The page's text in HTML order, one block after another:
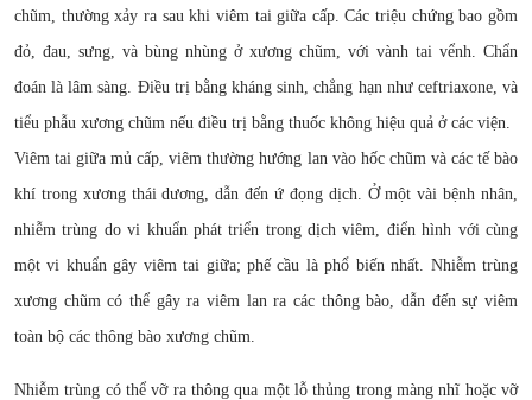
chũm, thường xảy ra sau khi viêm tai giữa cấp. Các triệu chứng bao gồm
đỏ, đau, sưng, và bùng nhùng ở xương chũm, với vành tai vểnh. Chẩn
đoán là lâm sàng. Điều trị bằng kháng sinh, chẳng hạn như ceftriaxone, và
tiểu phẫu xương chũm nếu điều trị bằng thuốc không hiệu quả ở các viện.
Viêm tai giữa mủ cấp, viêm thường hướng lan vào hốc chũm và các tế bào
khí trong xương thái dương, dẫn đến ứ đọng dịch. Ở một vài bệnh nhân,
nhiễm trùng do vi khuẩn phát triển trong dịch viêm, điển hình với cùng
một vi khuẩn gây viêm tai giữa; phế cầu là phổ biến nhất. Nhiễm trùng
xương chũm có thể gây ra viêm lan ra các thông bào, dẫn đến sự viêm
toàn bộ các thông bào xương chũm.
Nhiễm trùng có thể vỡ ra thông qua một lỗ thủng trong màng nhĩ hoặc vỡ